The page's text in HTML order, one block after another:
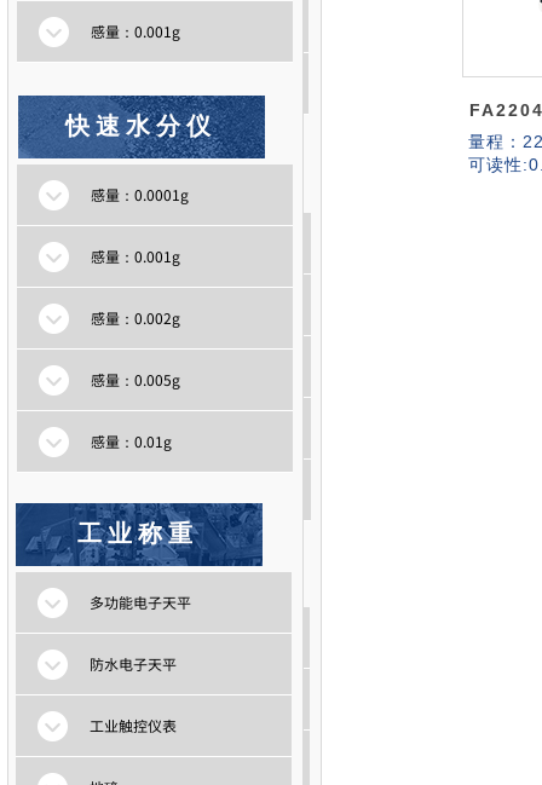
十万分位称重模块
快速水分仪
工业称重
多功能电子天平
防水电子天平
工业触控仪表
工业称重
多功能电子天平
防水电子天平
工业触控仪表
感量：0.001g
快速水分仪
感量：0.0001g
感量：0.001g
感量：0.002g
感量：0.005g
感量：0.01g
量程：
可读性: